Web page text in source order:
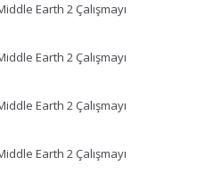
Earth 2 Çalışmayı
Earth 2 Çalışmayı
Earth 2 Çalışmayı
Earth 2 Çalışmayı